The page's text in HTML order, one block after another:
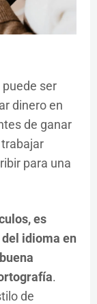
puede ser
dinero en
de ganar
para una
es
idioma en
.
de